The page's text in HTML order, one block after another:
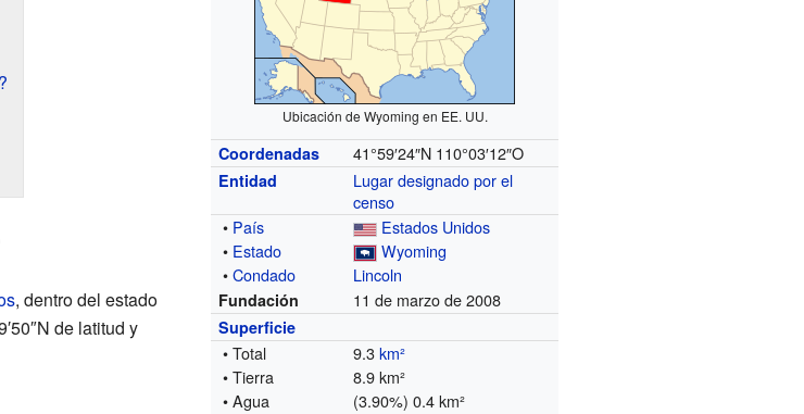
Ubicación de Wyoming en EE. UU.
Coordenadas 41°59′24″N 110°03′12″O
Entidad
Lugar designado por el
censo
• País
Estados Unidos
• Estado
Wyoming
•Condado Lincoln
Fundación 11 de marzo de 2008
Superficie
• Total 9.3km²
• Tierra
8.9 km²
• Agua
(3.90%) 0.4 km²
, dentro del estado
de latitud y